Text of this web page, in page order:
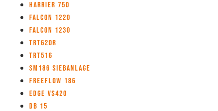
Harrier 750
Falcon 1220
Falcon 1230
TRT620R
TRT516
SM186 Siebanlage
Freeflow 186
Edge VS420
DB 15